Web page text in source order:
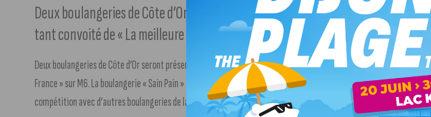
Deux boulangeries de Côte d’Or, dont une de Dijon, se retrouvent lice pour le titre
tant convoité de « La meilleure boulangerie de France ».
Deux boulangeries de Côte d’Or seront présentées cette semaine dans l’émission « La meilleure boulangerie de
France » sur M6. La boulangerie « Sain Pain » à rue d’Auxonne à Dijon et « Georget » à Sombernon seront en
compétition avec d’autres boulangeries de la région, du 26 au 29 février.